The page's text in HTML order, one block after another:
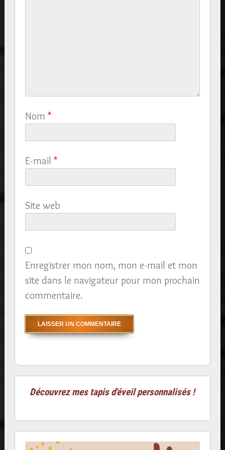
Nom *
E-mail *
Site web
Enregistrer mon nom, mon e-mail et mon
site dans le navigateur pour mon prochain
commentaire.
Découvrez mes tapis d'éveil personnalisés !